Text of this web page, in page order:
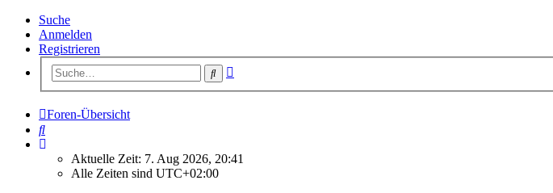
Suche
Anmelden
Registrieren
Suche
Foren-Übersicht
Suche
Aktuelle Zeit: 7. Aug 2026, 20:41
Alle Zeiten sind UTC+02:00